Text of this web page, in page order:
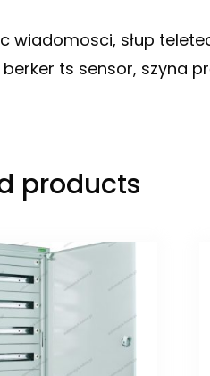
wiadomosci, słup
ts sensor, szyna
products